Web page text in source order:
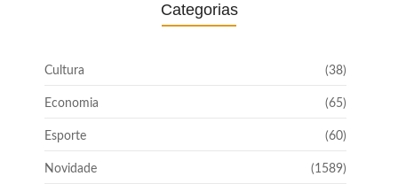
Categorias
Cultura (38)
Economia (65)
Esporte (60)
Novidade (1589)